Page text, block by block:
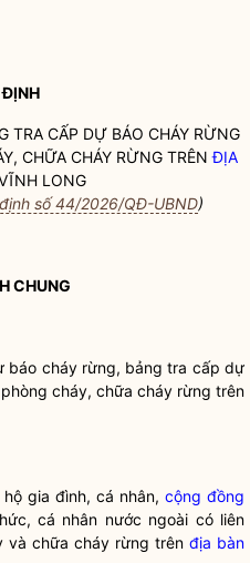
TRA CẤP DỰ BÁO CHÁY RỪNG
CHỮA CHÁY RỪNG TRÊNĐỊA
LONG
số 44/2026/QĐ-UBND)
CHUNG
báo cháy rừng, bảng tra cấp dự
cháy, chữa cháy rừng trên
gia đình, cá nhân, cộng đồng
cá nhân nước ngoài có liên
và chữa cháy rừng trên địa bàn